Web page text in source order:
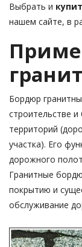
Выбрать и
нашем сайте, в
Бордюр
строительстве
территорий
участка). Его
дорожного
Гранитные
покрытию и
обслуживание